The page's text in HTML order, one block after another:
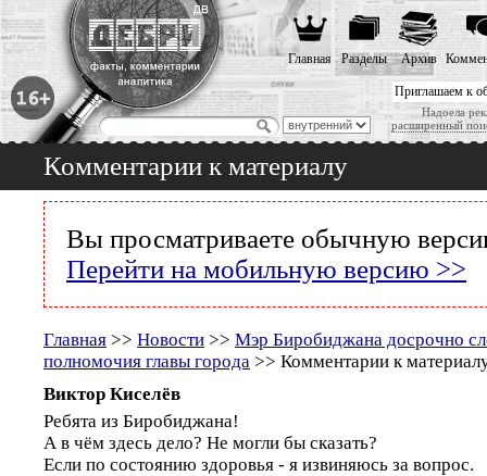
Приглашаем к
Надоела
расширенный
Главная Разделы Архив
Комментарии к материалу
Вы просматриваете обычную
Перейти на мобильную версию >>
Главная >> Новости >> Мэр Биробиджана досрочно
полномочия главы города >> Комментарии к
Виктор Киселёв
Ребята из Биробиджана!
А в чём здесь дело? Не могли бы сказать?
Если по состоянию здоровья - я извиняюсь за вопрос.